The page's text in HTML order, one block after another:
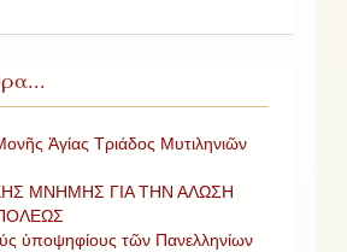
Ἁγίας Τριάδος Μυτιληνιῶν
ΜΝΗΜΗΣ ΓΙΑ ΤΗΝ ΑΛΩΣΗ
ὑποψηφίους τῶν Πανελληνίων